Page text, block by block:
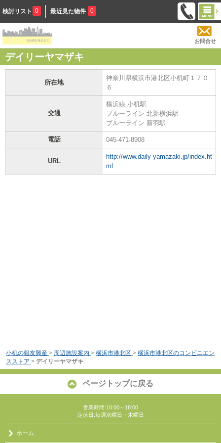
検討リスト 0 最近見た物件 0
お問合せ
デイリーヤマザキ
所在地
神奈川県横浜市港北区小机町１７０
６
交通
横浜線 小机駅
ブルーライン 北新横浜駅
ブルーライン 新羽駅
電話 045-471-8908
URL
http://www.daily-yamazaki.jp/index.ht
ml
小机の報友興産 > 周辺施設案内 > 横浜市港北区 > 横浜市港北区のコンビニエン
スストア > デイリーヤマザキ
ページトップに戻る
営業時間:10:00～18:00
定休日:毎週水曜日・木曜日
ホーム